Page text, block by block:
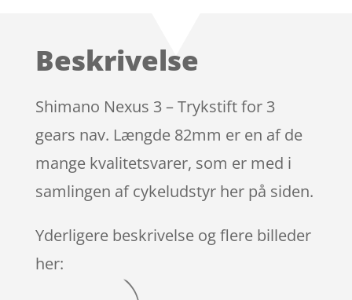
Beskrivelse
Shimano Nexus 3 – Trykstift for 3
gears nav. Længde 82mm er en af de
mange kvalitetsvarer, som er med i
samlingen af cykeludstyr her på siden.
Yderligere beskrivelse og flere billeder
her: